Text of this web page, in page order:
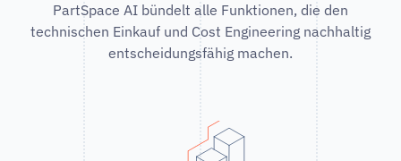
PartSpace AI bündelt alle Funktionen, die den
technischen Einkauf und Cost Engineering nachhaltig
entscheidungsfähig machen.